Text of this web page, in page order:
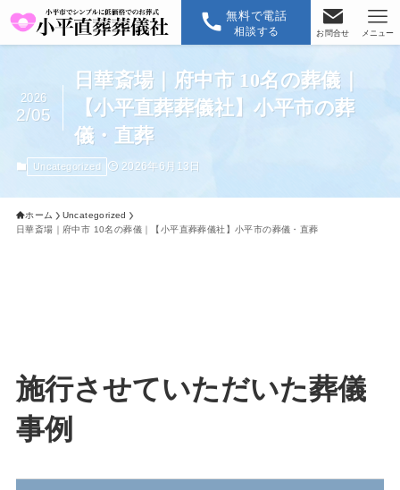
無料で電話
相談する お問合せ メニュー
日華斎場｜府中市 10名の葬儀｜
【小平直葬葬儀社】小平市の葬
儀・直葬
2026
2/05
Uncategorized 2026年6月13日
ホーム
Uncategorized
日華斎場｜府中市 10名の葬儀｜【小平直葬葬儀社】小平市の葬儀・直葬
施行させていただいた葬儀
事例